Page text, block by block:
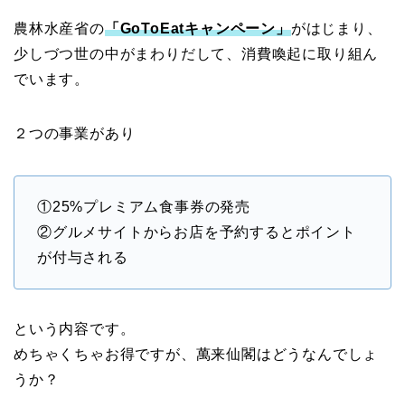
農林水産省の「GoToEatキャンペーン」がはじまり、
少しづつ世の中がまわりだして、消費喚起に取り組ん
でいます。
２つの事業があり
①25%プレミアム食事券の発売
②グルメサイトからお店を予約するとポイント
が付与される
という内容です。
めちゃくちゃお得ですが、萬来仙閣はどうなんでしょ
うか？